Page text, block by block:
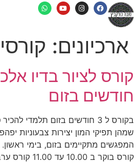
ארכיונים:
חודשים בזום
בקורס ל 3 חודשים בזום תלמדי
שמהן תפיקי המון יצירות צבעוניות
המפגשים מתקיימים בזום, בימי ראשון.